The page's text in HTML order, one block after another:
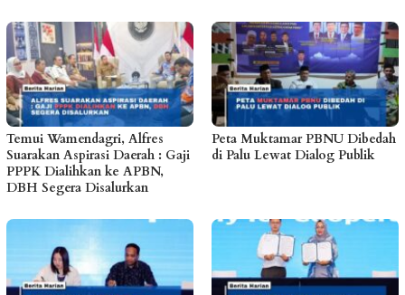
Temui Wamendagri, Alfres
Suarakan Aspirasi Daerah : Gaji
PPPK Dialihkan ke APBN,
DBH Segera Disalurkan
Peta Muktamar PBNU Dibedah
di Palu Lewat Dialog Publik